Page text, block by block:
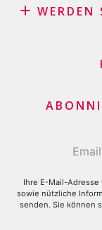
WERDEN
Ihre E-Mail-
sowie nützliche
senden. Sie können